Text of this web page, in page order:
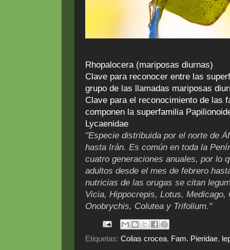
Rhopalocera (mariposas diurnas)
Clave para reconocer entre las
grupo de las llamadas mariposas
Clave para el reconocimiento de las
componen la superfamilia
Lycaenidae
"Especie distribuida por el norte de
hasta Irán. Es común en toda la
cuatro generaciones anuales, por lo
adultos desde el mes de febrero
nutricias de las orugas se citan
Vicia, Hippocrepis, Lotus, Medicago,
Onobrychis, Colutea y Trifolium."
Etiquetas: Colias crocea, Fam. Pieridae,